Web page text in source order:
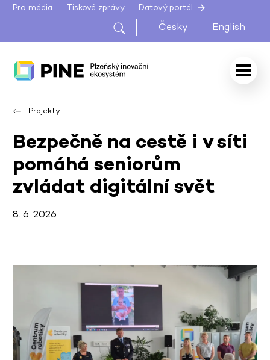
Pro média Tiskové zprávy Datový portál
Česky English
Projekty
Bezpečně na cestě i v síti
pomáhá seniorům
zvládat digitální svět
8. 6. 2026